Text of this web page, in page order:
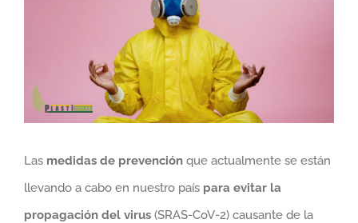
Las medidas de prevención que actualmente se están
llevando a cabo en nuestro país para evitar la
propagación del virus (SRAS-CoV-2) causante de la